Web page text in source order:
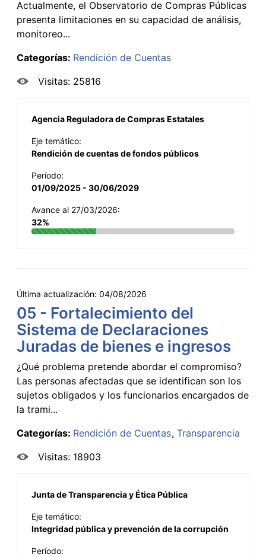
Actualmente, el Observatorio de Compras Públicas
presenta limitaciones en su capacidad de análisis,
monitoreo...
Categorías: Rendición de Cuentas
Visitas: 25816
Agencia Reguladora de Compras Estatales
Eje temático:
Rendición de cuentas de fondos públicos
Período:
01/09/2025 - 30/06/2029
Avance al 27/03/2026:
32%
Última actualización: 04/08/2026
05 - Fortalecimiento del
Sistema de Declaraciones
Juradas de bienes e ingresos
¿Qué problema pretende abordar el compromiso?
Las personas afectadas que se identifican son los
sujetos obligados y los funcionarios encargados de
la trami...
Categorías: Rendición de Cuentas Transparencia
Visitas: 18903
Junta de Transparencia y Ética Pública
Eje temático:
Integridad pública y prevención de la corrupción
Período: